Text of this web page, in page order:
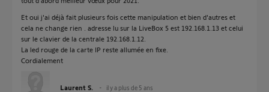
Et oui j'ai déjà fait plusieurs fois cette manipulation et bien d'autres et
cela ne change rien . adresse lu sur la LiveBox 5 est 192.168.1.13 et celui
sur le clavier de la centrale 192.168.1.12.
La led rouge de la carte IP reste allumée en fixe.
Cordialement
Laurent S. il y a plus de 5 ans